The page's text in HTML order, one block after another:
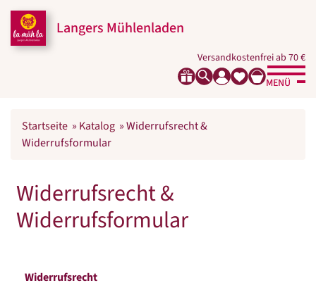
Langers Mühlenladen
Versandkostenfrei ab 70 €
MENÜ
Startseite » Katalog »Widerrufsrecht &
Widerrufsformular
Widerrufsrecht &
Widerrufsformular
Widerrufsrecht